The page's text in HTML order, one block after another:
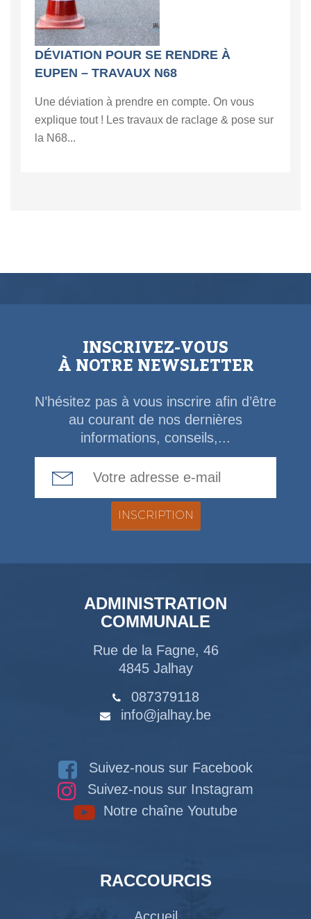
DÉVIATION POUR SE RENDRE À
EUPEN – TRAVAUX N68
Une déviation à prendre en compte. On vous
explique tout ! Les travaux de raclage & pose sur
la N68...
INSCRIVEZ-VOUS
À NOTRE NEWSLETTER
N’hésitez pas à vous inscrire afin d’être
au courant de nos dernières
informations, conseils,...
ADMINISTRATION
COMMUNALE
Rue de la Fagne, 46
4845 Jalhay
087379118
info@jalhay.be
Suivez-nous sur Facebook
Suivez-nous sur Instagram
Notre chaîne Youtube
RACCOURCIS
Accueil